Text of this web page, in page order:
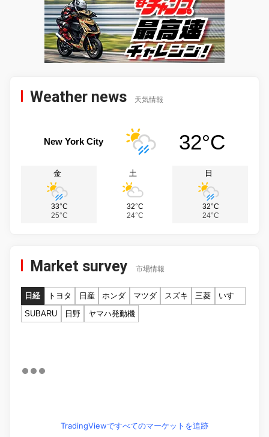
Weather news 天気情報
New York City 32°C
金
33°C
25°C
土
32°C
24°C
日
32°C
24°C
Market survey 市場情報
日経 トヨタ 日産 ホンダ マツダ スズキ 三菱
いすゞ
SUBARU
日野 ヤマハ発動機
TradingViewですべてのマーケットを追跡